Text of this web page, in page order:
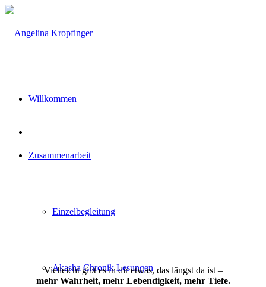
Willkommen
Zusammenarbeit
Einzelbegleitung
Akasha Chronik Lesungen
Vielleicht gibt es in dir etwas, das längst da ist –
mehr Wahrheit, mehr Lebendigkeit, mehr Tiefe.